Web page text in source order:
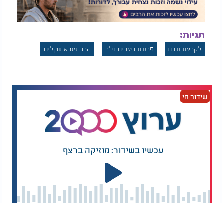
תגיות:
לקראת שבת פרשת ניצבים וילך הרב עזרא שקלים
שידור חי
עכשיו בשידור: מוזיקה ברצף